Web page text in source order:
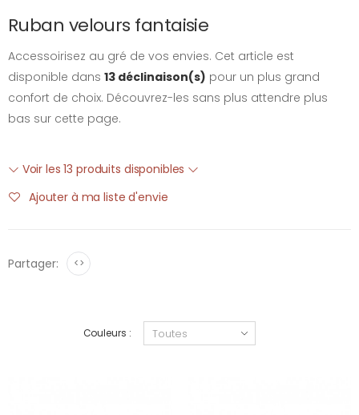
Ruban velours fantaisie
Accessoirisez au gré de vos envies. Cet article est
disponible dans 13 déclinaison(s) pour un plus grand
confort de choix. Découvrez-les sans plus attendre plus
bas sur cette page.
Voir les 13 produits disponibles
Ajouter à ma liste d'envie
Partager: <>
Couleurs :